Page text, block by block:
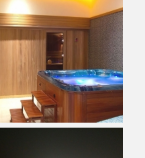
Площадь 16 м
10 000 руб.